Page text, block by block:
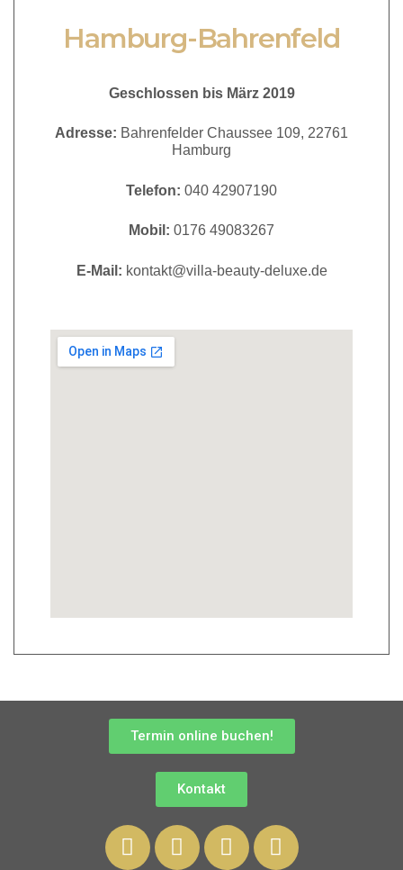
Hamburg-Bahrenfeld
Geschlossen bis März 2019
Adresse: Bahrenfelder Chaussee 109, 22761
Hamburg
Telefon: 040 42907190
Mobil: 0176 49083267
E-Mail: kontakt@villa-beauty-deluxe.de
Termin online buchen!
Kontakt